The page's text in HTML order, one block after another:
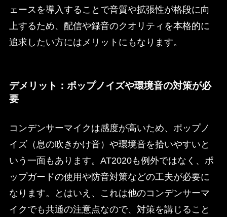
ェースを導入することで音質や拡張性が格段に向
上するため、配信や録音のクオリティを本格的に
追求したい方にはメリットにもなります。
デメリット：ポップノイズや環境音の対策が必
要
コンデンサーマイクは感度が高いため、ポップノ
イズ（息の吹きかけ音）や環境音を拾いやすいと
いう一面もあります。AT2020も例外ではなく、ポ
ップガードの使用や防音対策などの工夫が必要に
なります。とはいえ、これは他のコンデンサーマ
イクでも共通の注意点なので、対策を講じること